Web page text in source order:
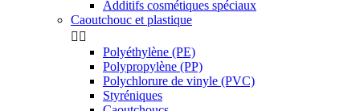
Additifs cosmétiques spéciaux
Caoutchouc et plastique
 
Polyéthylène (PE)
Polypropylène (PP)
Polychlorure de vinyle (PVC)
Styréniques